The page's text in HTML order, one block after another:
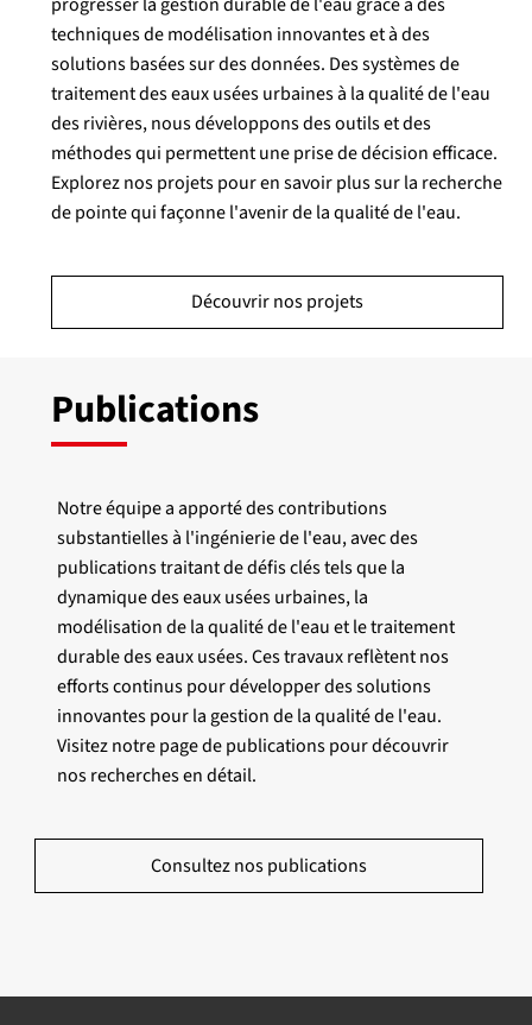
techniques de modélisation innovantes et à des
solutions basées sur des données. Des systèmes de
traitement des eaux usées urbaines à la qualité de l'eau
des rivières, nous développons des outils et des
méthodes qui permettent une prise de décision efficace.
Explorez nos projets pour en savoir plus sur la recherche
de pointe qui façonne l'avenir de la qualité de l'eau.
Découvrir nos projets
Publications
Notre équipe a apporté des contributions
substantielles à l'ingénierie de l'eau, avec des
publications traitant de défis clés tels que la
dynamique des eaux usées urbaines, la
modélisation de la qualité de l'eau et le traitement
durable des eaux usées. Ces travaux reflètent nos
efforts continus pour développer des solutions
innovantes pour la gestion de la qualité de l'eau.
Visitez notre page de publications pour découvrir
nos recherches en détail.
Consultez nos publications